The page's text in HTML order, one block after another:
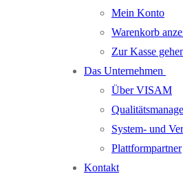
Mein Konto
Warenkorb
Zur Kasse
Das Unternehmen
Über VISAM
System- und
Plattformpartner
Kontakt